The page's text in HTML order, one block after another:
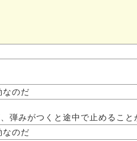
なのだ
弾みがつくと途中で止めること
なのだ